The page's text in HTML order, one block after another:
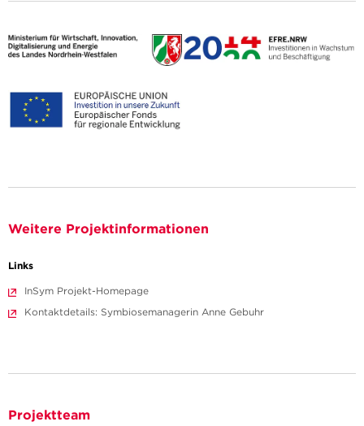
Weitere Projektinformationen
Links
InSym Projekt-Homepage
Kontaktdetails: Symbiosemanagerin Anne Gebuhr
Projektteam